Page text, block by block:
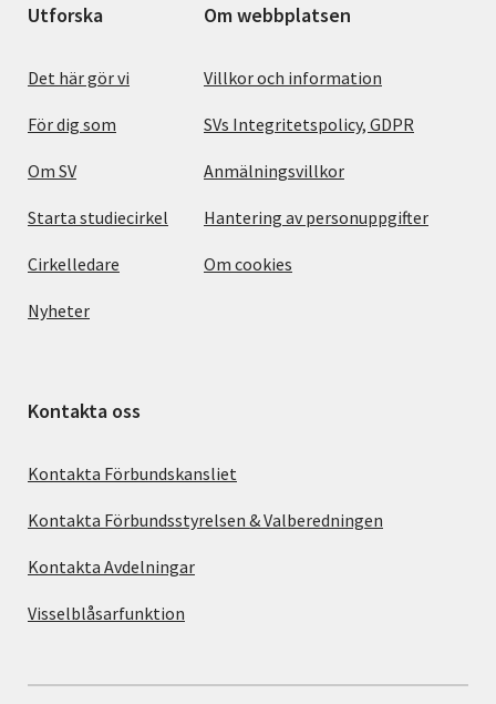
Utforska
Det här gör vi
För dig som
Om SV
Starta studiecirkel
Cirkelledare
Nyheter
Om webbplatsen
Villkor och information
SVs Integritetspolicy, GDPR
Anmälningsvillkor
Hantering av personuppgifter
Om cookies
Kontakta oss
Kontakta Förbundskansliet
Kontakta Förbundsstyrelsen & Valberedningen
Kontakta Avdelningar
Visselblåsarfunktion